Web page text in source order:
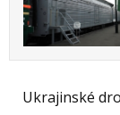
Ukrajinské